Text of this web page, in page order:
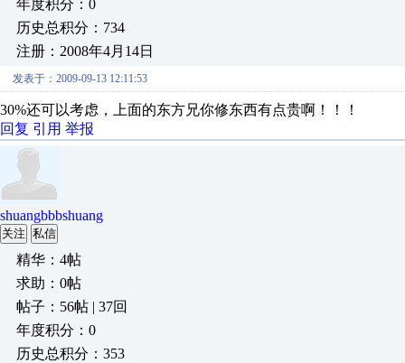
年度积分：0
历史总积分：734
注册：2008年4月14日
发表于：2009-09-13 12:11:53
30%还可以考虑，上面的东方兄你修东西有点贵啊！！！
回复 引用 举报
shuangbbbshuang
关注 私信
精华：4帖
求助：0帖
帖子：56帖 | 37回
年度积分：0
历史总积分：353